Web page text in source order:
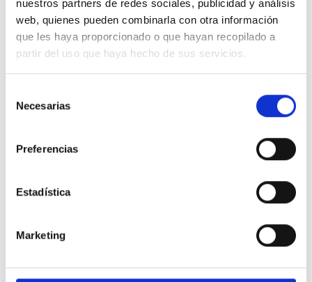
nuestros partners de redes sociales, publicidad y análisis
web, quienes pueden combinarla con otra información
que les haya proporcionado o que hayan recopilado a
partir del uso que haya hecho de sus servicios.
Necesarias
Preferencias
Estadística
Marketing